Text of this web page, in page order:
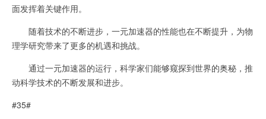
面发挥着关键作用。
随着技术的不断进步，一元加速器的性能也在不断提升，为物
理学研究带来了更多的机遇和挑战。
通过一元加速器的运行，科学家们能够窥探到世界的奥秘，推
动科学技术的不断发展和进步。
#35#